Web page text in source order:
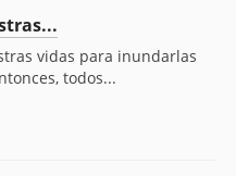
vidas para inundarlas
todos...